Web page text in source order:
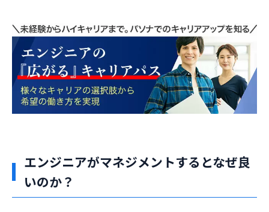
エンジニアがマネジメントするとなぜ良
いのか？